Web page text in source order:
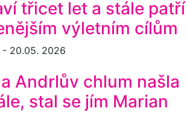
třicet let a stále patří
výletním cílům
- 20.05. 2026
Andrlův chlum našla
stal se jím Marian